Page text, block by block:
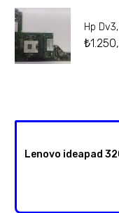
Hp
₺
Lenovo ideapad